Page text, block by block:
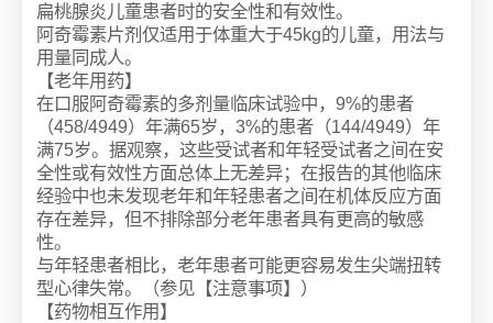
扁桃腺炎儿童患者时的安全性和有效性。
阿奇霉素片剂仅适用于体重大于45kg的儿童，用法与
用量同成人。
【老年用药】
在口服阿奇霉素的多剂量临床试验中，9%的患者
（458/4949）年满65岁，3%的患者（144/4949）年
满75岁。据观察，这些受试者和年轻受试者之间在安
全性或有效性方面总体上无差异；在报告的其他临床
经验中也未发现老年和年轻患者之间在机体反应方面
存在差异，但不排除部分老年患者具有更高的敏感
性。
与年轻患者相比，老年患者可能更容易发生尖端扭转
型心律失常。（参见【注意事项】）
【药物相互作用】